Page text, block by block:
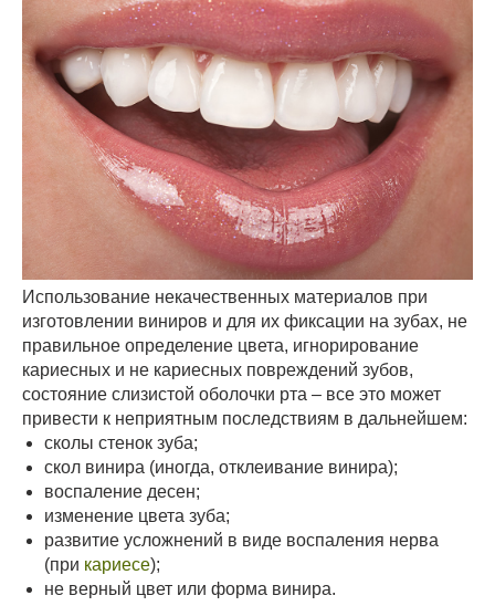
Использование некачественных материалов при
изготовлении виниров и для их фиксации на зубах, не
правильное определение цвета, игнорирование
кариесных и не кариесных повреждений зубов,
состояние слизистой оболочки рта – все это может
привести к неприятным последствиям в дальнейшем:
сколы стенок зуба;
скол винира (иногда, отклеивание винира);
воспаление десен;
изменение цвета зуба;
развитие усложнений в виде воспаления нерва
(при кариесе);
не верный цвет или форма винира.